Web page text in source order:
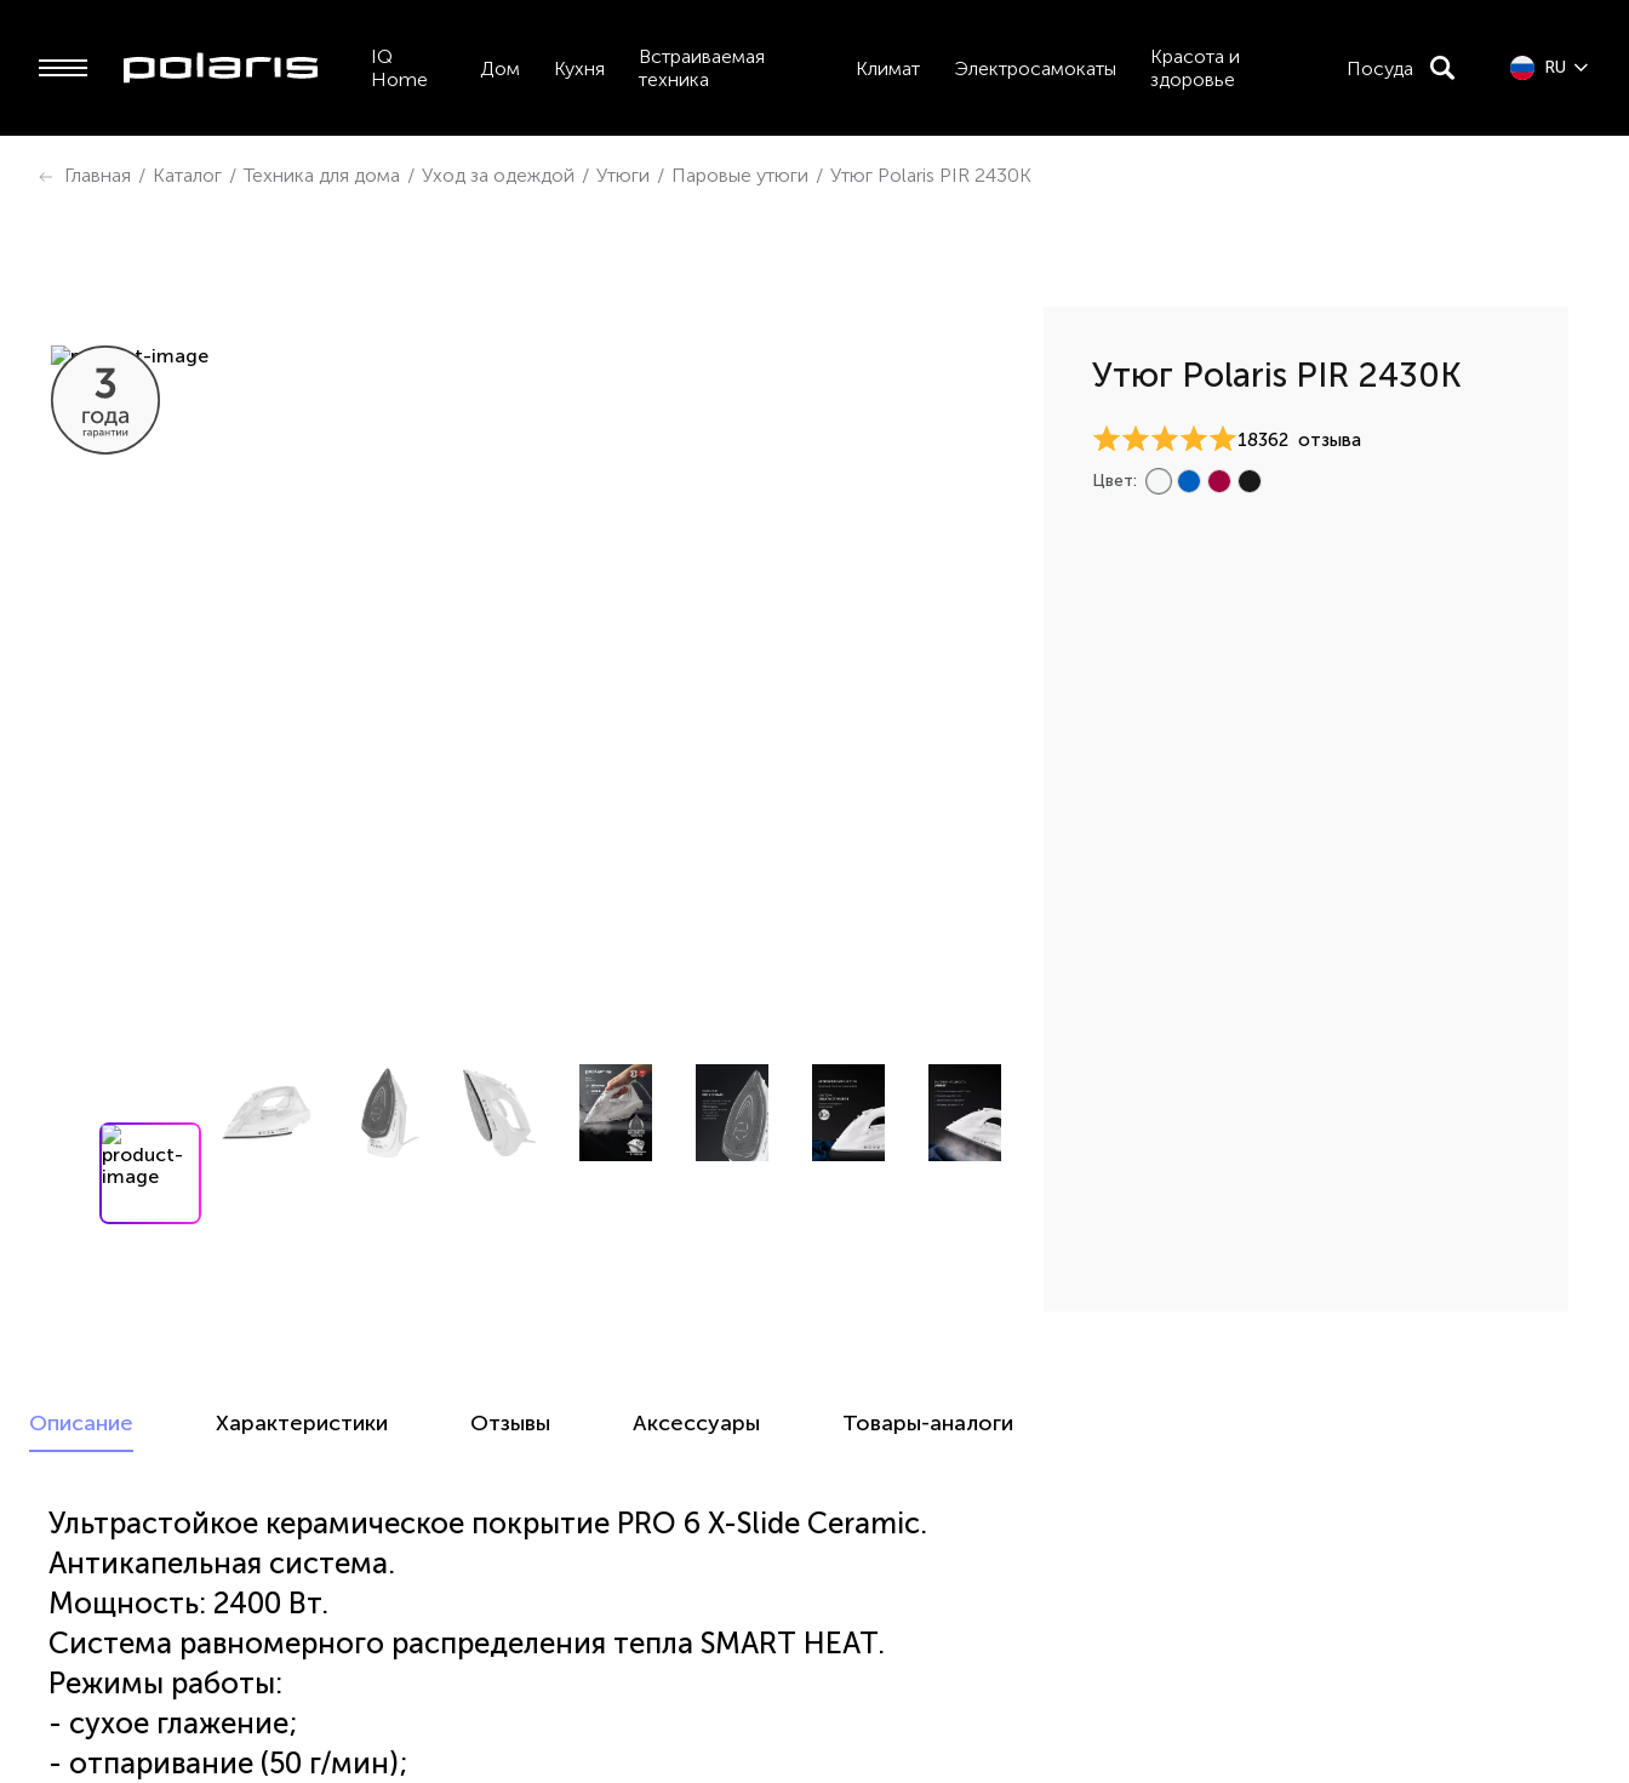
IQ
Home
Дом Кухня
Встраиваемая
техника
Климат Электросамокаты
Красота и
здоровье
Посуда RU
Главная / Каталог / Техника для дома / Уход за одеждой / Утюги / Паровые утюги / Утюг Polaris PIR 2430K
Утюг Polaris PIR 2430K
18362 отзыва
Цвет:
Описание Характеристики Отзывы Аксессуары Товары-аналоги
Ультрастойкое керамическое покрытие PRO 6 X-Slide Ceramic.
Антикапельная система.
Мощность: 2400 Вт.
Система равномерного распределения тепла SMART HEAT.
Режимы работы:
- сухое глажение;
- отпаривание (50 г/мин);